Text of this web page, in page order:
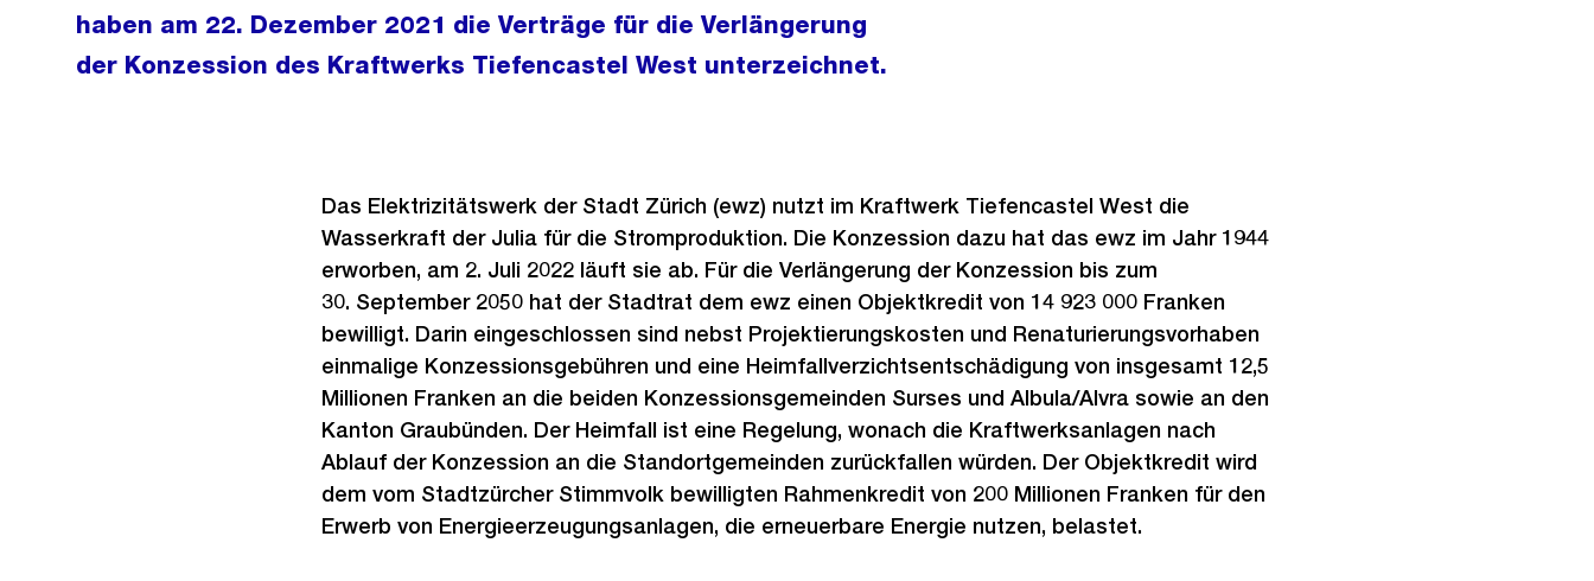
haben am 22. Dezember 2021 die Verträge für die Verlängerung
der Konzession des Kraftwerks Tiefencastel West unterzeichnet.
Das Elektrizitätswerk der Stadt Zürich (ewz) nutzt im Kraftwerk Tiefencastel West die
Wasserkraft der Julia für die Stromproduktion. Die Konzession dazu hat das ewz im Jahr 1944
erworben, am 2. Juli 2022 läuft sie ab. Für die Verlängerung der Konzession bis zum
30. September 2050 hat der Stadtrat dem ewz einen Objektkredit von 14 923 000 Franken
bewilligt. Darin eingeschlossen sind nebst Projektierungskosten und Renaturierungsvorhaben
einmalige Konzessionsgebühren und eine Heimfallverzichtsentschädigung von insgesamt 12,5
Millionen Franken an die beiden Konzessionsgemeinden Surses und Albula/Alvra sowie an den
Kanton Graubünden. Der Heimfall ist eine Regelung, wonach die Kraftwerksanlagen nach
Ablauf der Konzession an die Standortgemeinden zurückfallen würden. Der Objektkredit wird
dem vom Stadtzürcher Stimmvolk bewilligten Rahmenkredit von 200 Millionen Franken für den
Erwerb von Energieerzeugungsanlagen, die erneuerbare Energie nutzen, belastet.